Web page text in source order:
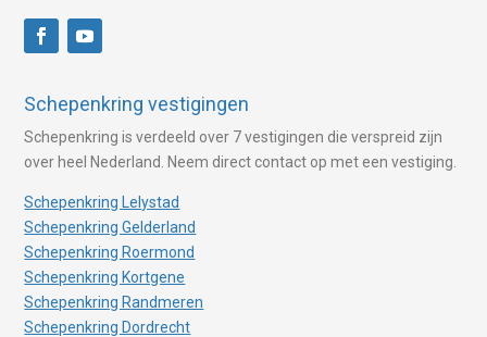
Schepenkring vestigingen
Schepenkring is verdeeld over 7 vestigingen die verspreid zijn
over heel Nederland. Neem direct contact op met een vestiging.
Schepenkring Lelystad
Schepenkring Gelderland
Schepenkring Roermond
Schepenkring Kortgene
Schepenkring Randmeren
Schepenkring Dordrecht